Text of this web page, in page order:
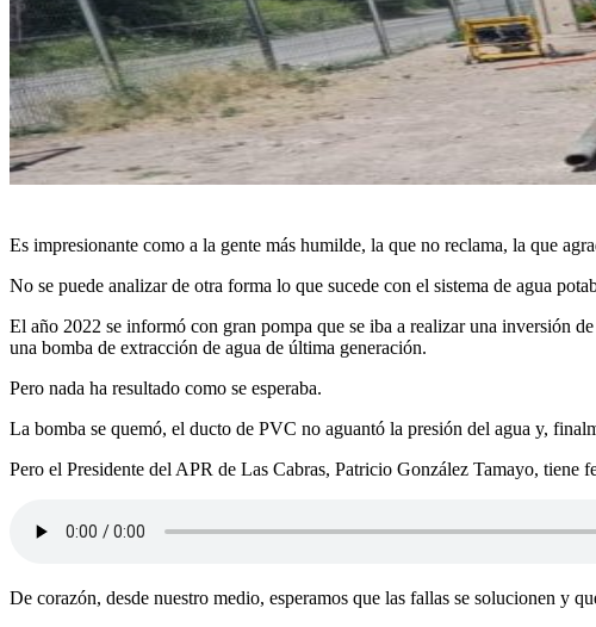
Es impresionante como a la gente más humilde, la que no reclama, la que
No se puede analizar de otra forma lo que sucede con el sistema de agua
El año 2022 se informó con gran pompa que se iba a realizar una inversión
una bomba de extracción de agua de última generación.
Pero nada ha resultado como se esperaba.
La bomba se quemó, el ducto de PVC no aguantó la presión del agua y,
Pero el Presidente del APR de Las Cabras, Patricio González Tamayo, tiene
De corazón, desde nuestro medio, esperamos que las fallas se solucionen y